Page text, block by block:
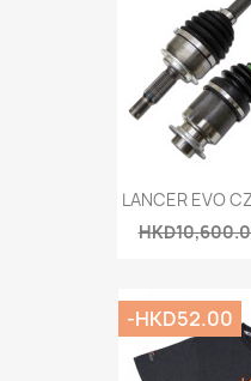
LANCER EVO
-HKD52.00